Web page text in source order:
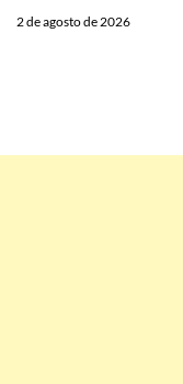
2 de agosto de 2026